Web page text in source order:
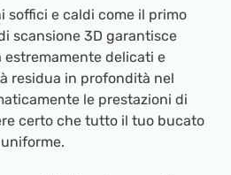
soffici e caldi come il primo
scansione 3D garantisce
delicati e
residua in profondità nel
le prestazioni di
certo che tutto il tuo bucato